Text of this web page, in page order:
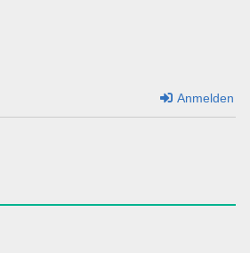
Anmelden